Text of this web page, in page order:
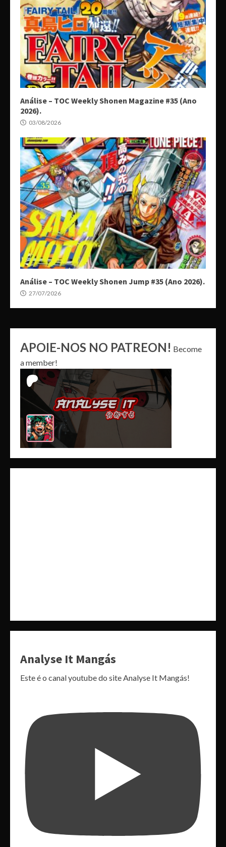
Análise – TOC Weekly Shonen Magazine #35 (Ano
2026).
03/08/2026
Análise – TOC Weekly Shonen Jump #35 (Ano 2026).
27/07/2026
APOIE-NOS NO PATREON! Become
a member!
Analyse It Mangás
Este é o canal youtube do site Analyse It Mangás!